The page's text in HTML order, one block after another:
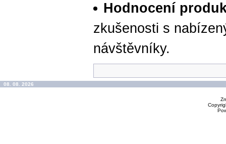
Hodnocení
zkušenosti s
návštěvníky.
08. 08. 2026